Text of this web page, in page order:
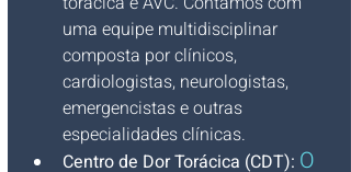
uma equipe multidisciplinar
composta por clínicos,
cardiologistas, neurologistas,
emergencistas e outras
especialidades clínicas.
Centro de Dor Torácica (CDT): O